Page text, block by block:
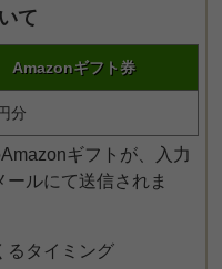
て
Amazonギフト券
分
ギフトが、入力
ルにて送信されま
るタイミング